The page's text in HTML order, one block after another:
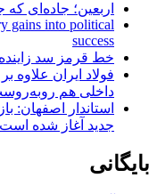
اربعین؛ جاده‌ای که
gains into political
success
خط قرمز سد زاینده‌رود، ۲۳۶ میلیون
فولاد ایران
داخلی هم
استاندار اصفهان:
جدید آغاز شده است
بایگانی